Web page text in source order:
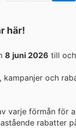
här!
8 juni 2026 till
kampanjer och
varje förmån för
rabatter